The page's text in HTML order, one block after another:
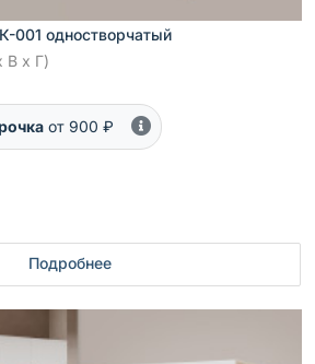
001 одностворчатый
В x Г)
от 900 ₽
Подробнее